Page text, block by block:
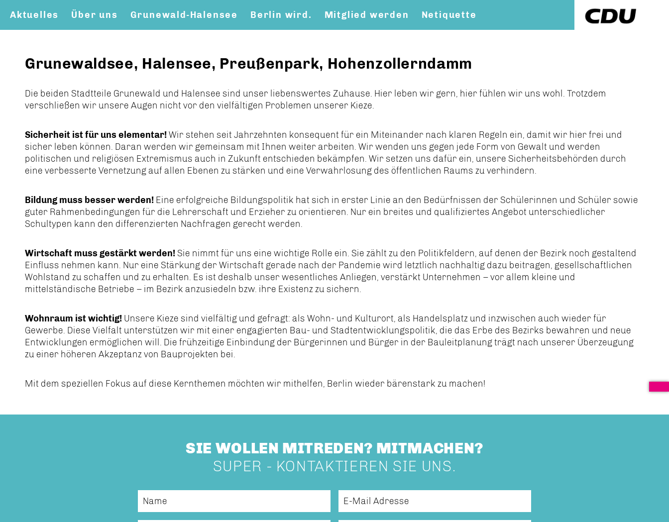
Aktuelles Über uns Grunewald-Halensee Berlin wird. Mitglied werden Netiquette
Grunewaldsee, Halensee, Preußenpark, Hohenzollerndamm
Die beiden Stadtteile Grunewald und Halensee sind unser liebenswertes Zuhause. Hier leben wir gern, hier fühlen wir uns wohl. Trotzdem
verschließen wir unsere Augen nicht vor den vielfältigen Problemen unserer Kieze.
Sicherheit ist für uns elementar!Wir stehen seit Jahrzehnten konsequent für ein Miteinander nach klaren Regeln ein, damit wir hier frei und
sicher leben können. Daran werden wir gemeinsam mit Ihnen weiter arbeiten. Wir wenden uns gegen jede Form von Gewalt und werden
politischen und religiösen Extremismus auch in Zukunft entschieden bekämpfen. Wir setzen uns dafür ein, unsere Sicherheitsbehörden durch
eine verbesserte Vernetzung auf allen Ebenen zu stärken und eine Verwahrlosung des öffentlichen Raums zu verhindern.
Bildung muss besser werden! Eine erfolgreiche Bildungspolitik hat sich in erster Linie an den Bedürfnissen der Schülerinnen und Schüler sowie
guter Rahmenbedingungen für die Lehrerschaft und Erzieher zu orientieren. Nur ein breites und qualifiziertes Angebot unterschiedlicher
Schultypen kann den differenzierten Nachfragen gerecht werden.
Wirtschaft muss gestärkt werden! Sie nimmt für uns eine wichtige Rolle ein. Sie zählt zu den Politikfeldern, auf denen der Bezirk noch gestaltend
Einfluss nehmen kann. Nur eine Stärkung der Wirtschaft gerade nach der Pandemie wird letztlich nachhaltig dazu beitragen, gesellschaftlichen
Wohlstand zu schaffen und zu erhalten. Es ist deshalb unser wesentliches Anliegen, verstärkt Unternehmen – vor allem kleine und
mittelständische Betriebe – im Bezirk anzusiedeln bzw. ihre Existenz zu sichern.
Wohnraum ist wichtig! Unsere Kieze sind vielfältig und gefragt: als Wohn- und Kulturort, als Handelsplatz und inzwischen auch wieder für
Gewerbe. Diese Vielfalt unterstützen wir mit einer engagierten Bau- und Stadtentwicklungspolitik, die das Erbe des Bezirks bewahren und neue
Entwicklungen ermöglichen will. Die frühzeitige Einbindung der Bürgerinnen und Bürger in der Bauleitplanung trägt nach unserer Überzeugung
zu einer höheren Akzeptanz von Bauprojekten bei.
Mit dem speziellen Fokus auf diese Kernthemen möchten wir mithelfen, Berlin wieder bärenstark zu machen!
SIE WOLLEN MITREDEN? MITMACHEN?
SUPER - KONTAKTIEREN SIE UNS.